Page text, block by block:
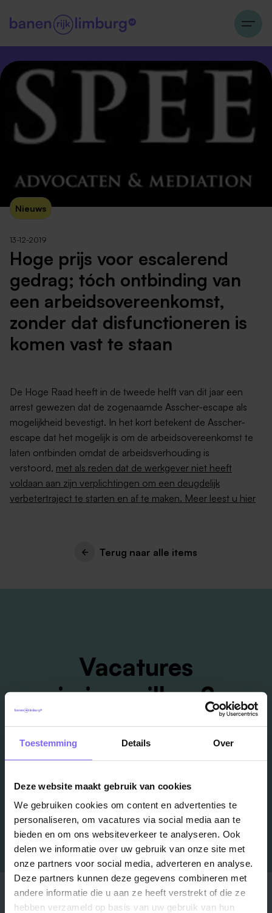
Toestemming Details Over
Deze website maakt gebruik van cookies
We gebruiken cookies om content en advertenties te
personaliseren, om vacatures via social media aan te
bieden en om ons websiteverkeer te analyseren. Ook
delen we informatie over uw gebruik van onze site met
onze partners voor social media, adverteren en analyse.
Deze partners kunnen deze gegevens combineren met
andere informatie die u aan ze heeft verstrekt of die ze
hebben verzameld op basis van uw gebruik van hun
Nieuws
13-12-2019
Hoge prijs voor escalerend
gedrag; tóch ontbinding van
een arbeidsovereenkomst,
zonder dat disfunctioneren is
komen vast te staan
De Hoge Raad heeft in de tweede helft van dit jaar een
arrest gewezen dat de zogenaamde Asscher-escape als
mogelijkheid bevestigt. In het kort betekent de Asscher-
escape dat het mogelijk is om de arbeidsovereenkomst te
laten ontbinden omdat de arbeidsverhouding is
verstoord, met als reden dat de werkgever niet heeft
voldaan aan zijn verplichtingen om een deugdelijk
verbetertraject te starten en af te maken. Meer leest u hier
Terug naar alle items
Vacatures
in je mailbox?
Stad Regio